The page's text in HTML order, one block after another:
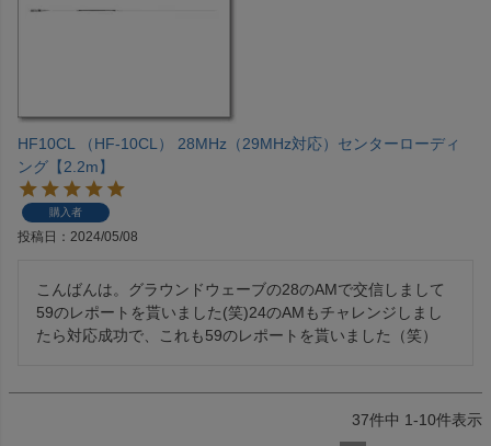
HF10CL （HF-10CL） 28MHz（29MHz対応）センターローディ
ング【2.2m】
購入者
投稿日 2024/05/08
こんばんは。グラウンドウェーブの28のAMで交信しまして
59のレポートを貰いました(笑)24のAMもチャレンジしまし
たら対応成功で、これも59のレポートを貰いました（笑）
37件中 1-10件表示